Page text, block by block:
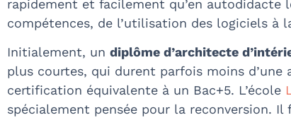
rapidement et facilement qu’en autodidacte
compétences, de l’utilisation des logiciels à
Initialement, un diplôme d’architecte
plus courtes, qui durent parfois moins d’une
certification équivalente à un Bac+5. L’école
spécialement pensée pour la reconversion.